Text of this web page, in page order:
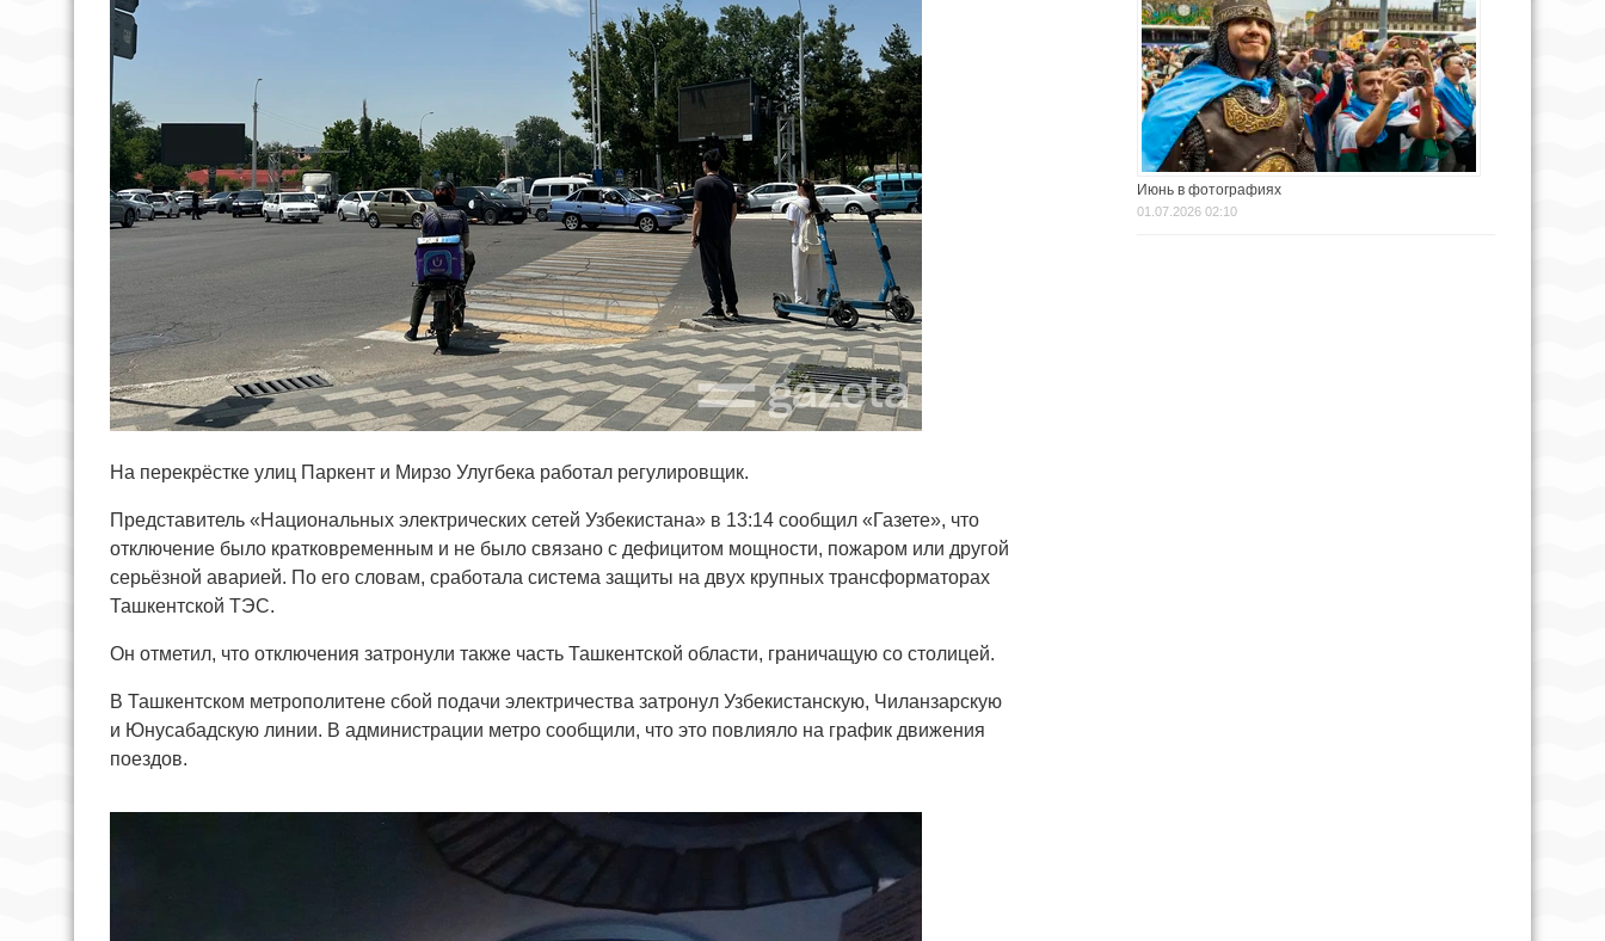
На перекрёстке улиц Паркент и Мирзо Улугбека работал регулировщик.
Представитель «Национальных электрических сетей Узбекистана» в 13:14 сообщил «Газете», что
отключение было кратковременным и не было связано с дефицитом мощности, пожаром или другой
серьёзной аварией. По его словам, сработала система защиты на двух крупных трансформаторах
Ташкентской ТЭС.
Он отметил, что отключения затронули также часть Ташкентской области, граничащую со столицей.
В Ташкентском метрополитене сбой подачи электричества затронул Узбекистанскую, Чиланзарскую
и Юнусабадскую линии. В администрации метро сообщили, что это повлияло на график движения
поездов.
Июнь в фотографиях
01.07.2026 02:10